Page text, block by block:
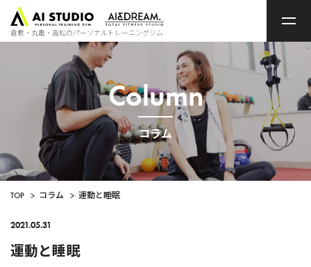
ッ
ペ
ー
ジ
倉敷・丸亀・高松のパーソナルトレーニングジム
Column
コラム
TOP > コラム > 運動と睡眠
2021.05.31
運動と睡眠